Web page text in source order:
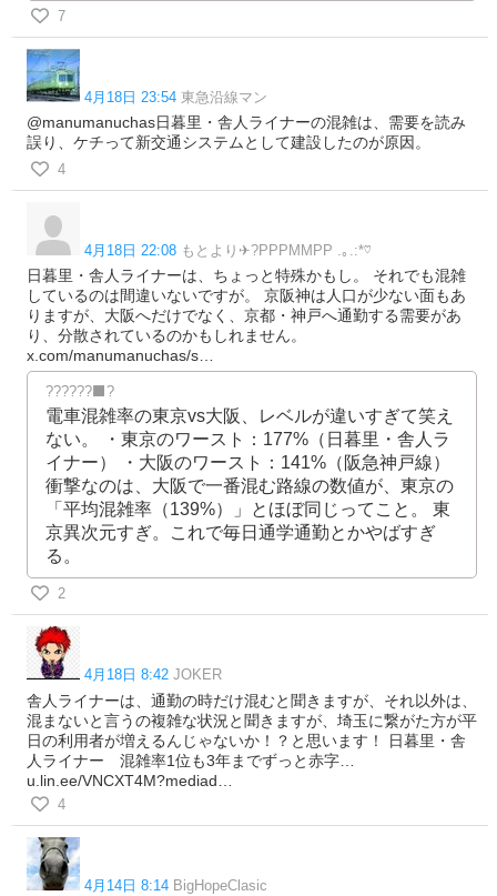
7
4月18日 23:54 東急沿線マン
@manumanuchas日暮里・舎人ライナーの混雑は、需要を読み
誤り、ケチって新交通システムとして建設したのが原因。
4
4月18日 22:08 もとより✈︎?PPPMMPP .｡.:*♡
日暮里・舎人ライナーは、ちょっと特殊かもし。 それでも混雑
しているのは間違いないですが。 京阪神は人口が少ない面もあ
りますが、大阪へだけでなく、京都・神戸へ通勤する需要があ
り、分散されているのかもしれません。
x.com/manumanuchas/s…
??????‍⬛?
電車混雑率の東京vs大阪、レベルが違いすぎて笑え
ない。 ・東京のワースト：177%（日暮里・舎人ラ
イナー） ・大阪のワースト：141%（阪急神戸線）
衝撃なのは、大阪で一番混む路線の数値が、東京の
「平均混雑率（139%）」とほぼ同じってこと。 東
京異次元すぎ。これで毎日通学通勤とかやばすぎ
る。
2
4月18日 8:42 JOKER
舎人ライナーは、通勤の時だけ混むと聞きますが、それ以外は、
混まないと言うの複雑な状況と聞きますが、埼玉に繋がた方が平
日の利用者が増えるんじゃないか！？と思います！ 日暮里・舎
人ライナー 混雑率1位も3年までずっと赤字…
u.lin.ee/VNCXT4M?mediad…
4
4月14日 8:14 BigHopeClasic